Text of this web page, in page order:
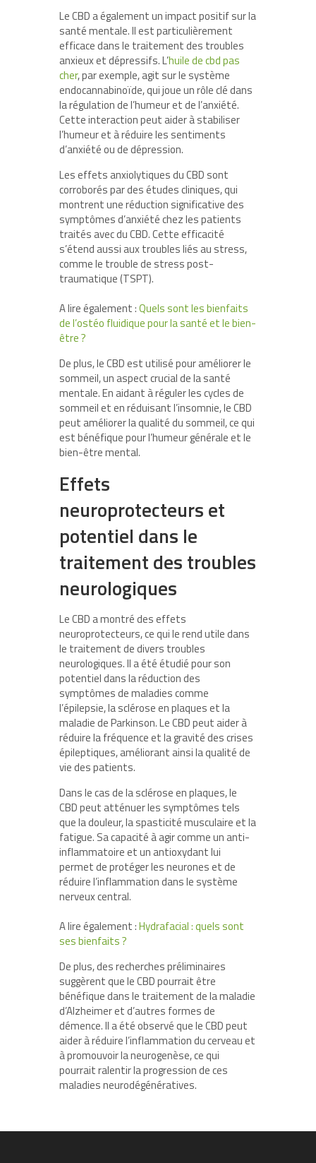
Le CBD a également un impact positif sur la
santé mentale. Il est particulièrement
efficace dans le traitement des troubles
anxieux et dépressifs. L’huile de cbd pas
cher, par exemple, agit sur le système
endocannabinoïde, qui joue un rôle clé dans
la régulation de l’humeur et de l’anxiété.
Cette interaction peut aider à stabiliser
l’humeur et à réduire les sentiments
d’anxiété ou de dépression.
Les effets anxiolytiques du CBD sont
corroborés par des études cliniques, qui
montrent une réduction significative des
symptômes d’anxiété chez les patients
traités avec du CBD. Cette efficacité
s’étend aussi aux troubles liés au stress,
comme le trouble de stress post-
traumatique (TSPT).
A lire également :Quels sont les bienfaits
de l’ostéo fluidique pour la santé et le bien-
être ?
De plus, le CBD est utilisé pour améliorer le
sommeil, un aspect crucial de la santé
mentale. En aidant à réguler les cycles de
sommeil et en réduisant l’insomnie, le CBD
peut améliorer la qualité du sommeil, ce qui
est bénéfique pour l’humeur générale et le
bien-être mental.
Effets
neuroprotecteurs et
potentiel dans le
traitement des troubles
neurologiques
Le CBD a montré des effets
neuroprotecteurs, ce qui le rend utile dans
le traitement de divers troubles
neurologiques. Il a été étudié pour son
potentiel dans la réduction des
symptômes de maladies comme
l’épilepsie, la sclérose en plaques et la
maladie de Parkinson. Le CBD peut aider à
réduire la fréquence et la gravité des crises
épileptiques, améliorant ainsi la qualité de
vie des patients.
Dans le cas de la sclérose en plaques, le
CBD peut atténuer les symptômes tels
que la douleur, la spasticité musculaire et la
fatigue. Sa capacité à agir comme un anti-
inflammatoire et un antioxydant lui
permet de protéger les neurones et de
réduire l’inflammation dans le système
nerveux central.
A lire également :Hydrafacial : quels sont
ses bienfaits ?
De plus, des recherches préliminaires
suggèrent que le CBD pourrait être
bénéfique dans le traitement de la maladie
d’Alzheimer et d’autres formes de
démence. Il a été observé que le CBD peut
aider à réduire l’inflammation du cerveau et
à promouvoir la neurogenèse, ce qui
pourrait ralentir la progression de ces
maladies neurodégénératives.